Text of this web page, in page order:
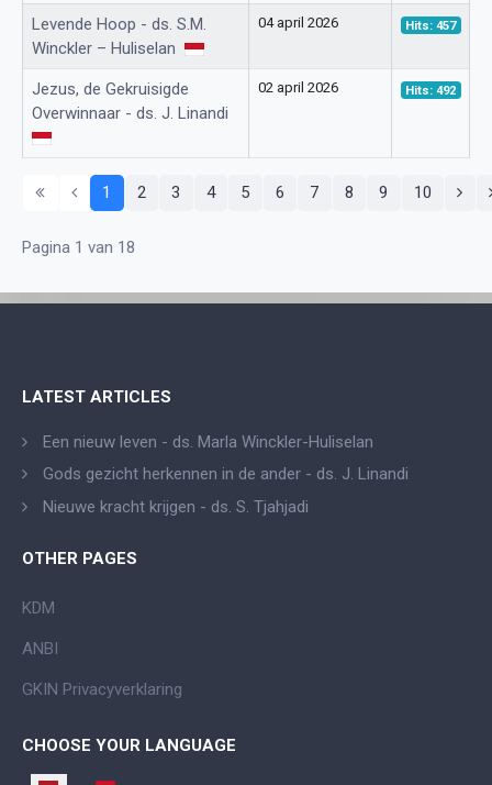
Levende Hoop - ds. S.M.
Winckler – Huliselan
04 april 2026 Hits: 457
Jezus, de Gekruisigde
Overwinnaar - ds. J. Linandi
02 april 2026 Hits: 492
1 2 3 4 5 6 7 8 9 10
Pagina 1 van 18
LATEST ARTICLES
Een nieuw leven - ds. Marla Winckler-Huliselan
Gods gezicht herkennen in de ander - ds. J. Linandi
Nieuwe kracht krijgen - ds. S. Tjahjadi
OTHER PAGES
KDM
ANBI
GKIN Privacyverklaring
CHOOSE YOUR LANGUAGE